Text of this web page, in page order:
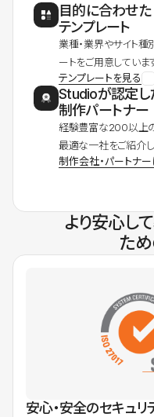
目的に合わせた
テンプレート
業種・業界やサイト
ートをご用意しています
テンプレートを見る
Studioが認定し
制作パートナー
経験豊富な200以上の
最適な一社をご紹介し
制作会社・パートナ
より安心し
た
安心・安全のセキュリ